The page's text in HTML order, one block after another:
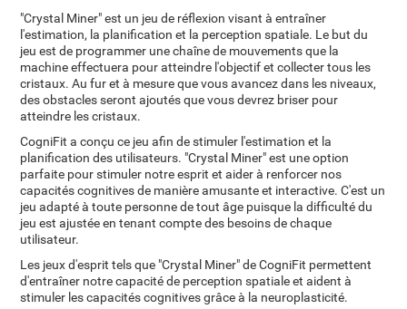
"Crystal Miner" est un jeu de réflexion visant à entraîner
l'estimation, la planification et la perception spatiale. Le but du
jeu est de programmer une chaîne de mouvements que la
machine effectuera pour atteindre l'objectif et collecter tous les
cristaux. Au fur et à mesure que vous avancez dans les niveaux,
des obstacles seront ajoutés que vous devrez briser pour
atteindre les cristaux.
CogniFit a conçu ce jeu afin de stimuler l'estimation et la
planification des utilisateurs. "Crystal Miner" est une option
parfaite pour stimuler notre esprit et aider à renforcer nos
capacités cognitives de manière amusante et interactive. C'est un
jeu adapté à toute personne de tout âge puisque la difficulté du
jeu est ajustée en tenant compte des besoins de chaque
utilisateur.
Les jeux d'esprit tels que "Crystal Miner" de CogniFit permettent
d'entraîner notre capacité de perception spatiale et aident à
stimuler les capacités cognitives grâce à la neuroplasticité.